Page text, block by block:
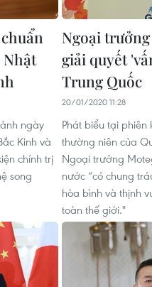
ngày
Kinh và
chính trị
song
Ngoại
giải quyết
Trung Quốc
20/01/2020 11:28
Phát biểu tại
thường niên của
Ngoại trưởng
nước “có chung
hòa bình và thịnh
toàn thế giới."